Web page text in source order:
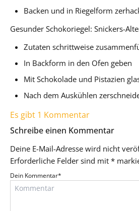
Backen und in Riegelform
Gesunder Schokoriegel: Snickers-
Zutaten schrittweise
In Backform in den Ofen geben
Mit Schokolade und Pistazien
Nach dem Auskühlen
Es gibt 1 Kommentar
Schreibe einen Kommentar
Deine E-Mail-Adresse wird nicht
Erforderliche Felder sind mit *
Dein Kommentar*